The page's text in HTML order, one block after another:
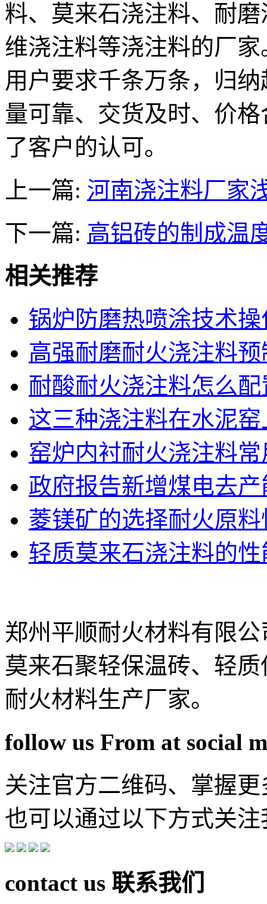
料、莫来石浇注料、耐
维浇注料等浇注料的厂
用户要求千条万条，归
量可靠、交货及时、价
了客户的认可。
上一篇: 河南浇注料厂家
下一篇: 高铝砖的制成温
相关推荐
锅炉防磨热喷涂技术
高强耐磨耐火浇注料
耐酸耐火浇注料怎么
这三种浇注料在水泥
窑炉内衬耐火浇注料
政府报告新增煤电去
菱镁矿的选择耐火原
轻质莫来石浇注料的
郑州平顺耐火材料有限
莫来石聚轻保温砖、轻
耐火材料生产厂家。
follow us From at social
关注官方二维码、掌握
也可以通过以下方式关注
contact us 联系我们